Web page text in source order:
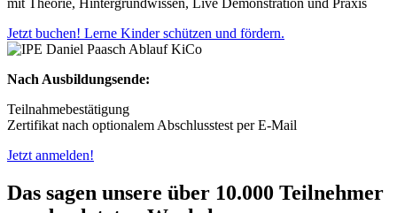
mit Theorie, Hintergrundwissen, Live Demonstration und Praxis
Jetzt buchen! Lerne Kinder schützen und fördern.
Nach Ausbildungsende:
Teilnahmebestätigung
Zertifikat nach optionalem Abschlusstest per E-Mail
Jetzt anmelden!
Das sagen unsere über 10.000 Teilnehmer